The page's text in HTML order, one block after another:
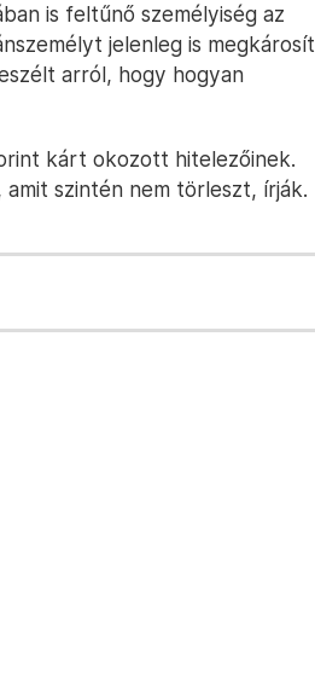
is feltűnő személyiség az
jelenleg is megkárosít
arról, hogy hogyan
kárt okozott hitelezőinek.
szintén nem törleszt, írják.